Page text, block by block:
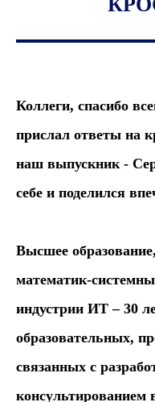
Коллеги, спасибо
прислал ответы на
наш выпускник -
себе и поделился
Высшее
математик-
индустрии ИТ – 30
образовательных,
связанных с
консультированием